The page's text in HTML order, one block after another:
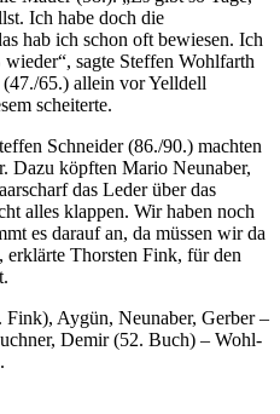
Ich habe doch die
hab ich schon oft bewiesen. Ich
sagte Steffen Wohlfarth
65.) allein vor Yelldell
scheiterte.
Schneider (86./90.) machten
Dazu köpften Mario Neunaber,
das Leder über das
alles klappen. Wir haben noch
es darauf an, da müssen wir da
erklärte Thorsten Fink, für den
Aygün, Neunaber, Gerber –
Demir (52. Buch) – Wohl-